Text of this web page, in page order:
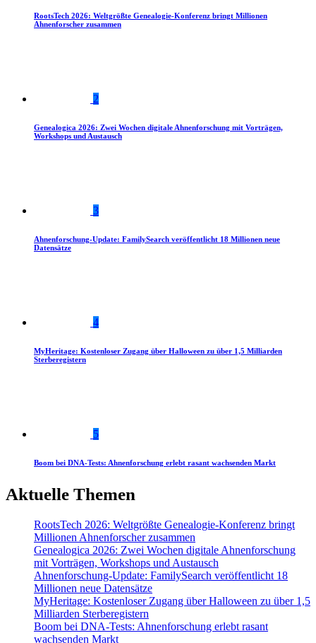
RootsTech 2026: Weltgrößte Genealogie-Konferenz bringt Millionen
Ahnenforscher zusammen
2
Genealogica 2026: Zwei Wochen digitale Ahnenforschung mit Vorträgen,
Workshops und Austausch
3
Ahnenforschung-Update: FamilySearch veröffentlicht 18 Millionen neue
Datensätze
4
MyHeritage: Kostenloser Zugang über Halloween zu über 1,5 Milliarden
Sterberegistern
5
Boom bei DNA-Tests: Ahnenforschung erlebt rasant wachsenden Markt
Aktuelle Themen
RootsTech 2026: Weltgrößte Genealogie-Konferenz bringt
Millionen Ahnenforscher zusammen
Genealogica 2026: Zwei Wochen digitale Ahnenforschung
mit Vorträgen, Workshops und Austausch
Ahnenforschung-Update: FamilySearch veröffentlicht 18
Millionen neue Datensätze
MyHeritage: Kostenloser Zugang über Halloween zu über 1,5
Milliarden Sterberegistern
Boom bei DNA-Tests: Ahnenforschung erlebt rasant
wachsenden Markt